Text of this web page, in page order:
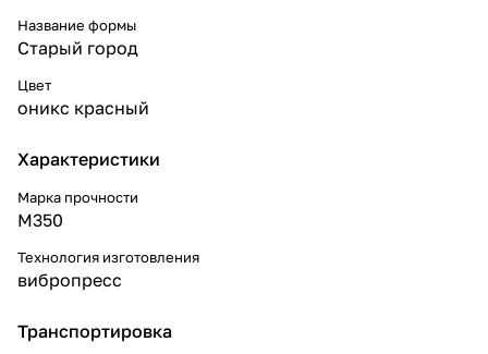
Название формы
Старый город
Цвет
оникс красный
Характеристики
Марка прочности
М350
Технология изготовления
вибропресс
Транспортировка